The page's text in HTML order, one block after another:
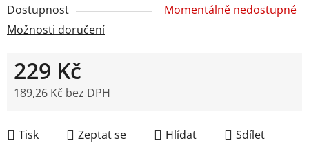
Dostupnost
Momentálně nedostupné
Možnosti doručení
229 Kč
189,26 Kč bez DPH
Tisk
Zeptat se Hlídat Sdílet